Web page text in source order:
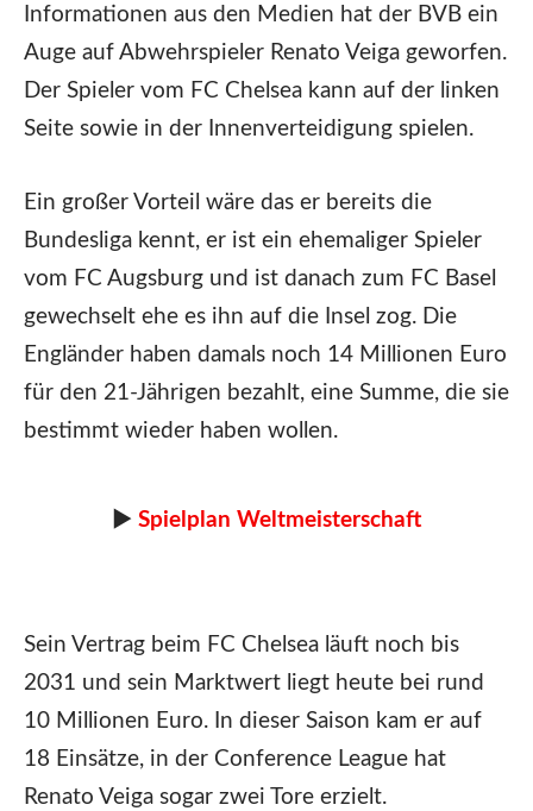
Informationen aus den Medien hat der BVB ein
Auge auf Abwehrspieler Renato Veiga geworfen.
Der Spieler vom FC Chelsea kann auf der linken
Seite sowie in der Innenverteidigung spielen.
Ein großer Vorteil wäre das er bereits die
Bundesliga kennt, er ist ein ehemaliger Spieler
vom FC Augsburg und ist danach zum FC Basel
gewechselt ehe es ihn auf die Insel zog. Die
Engländer haben damals noch 14 Millionen Euro
für den 21-Jährigen bezahlt, eine Summe, die sie
bestimmt wieder haben wollen.
► Spielplan Weltmeisterschaft
Sein Vertrag beim FC Chelsea läuft noch bis
2031 und sein Marktwert liegt heute bei rund
10 Millionen Euro. In dieser Saison kam er auf
18 Einsätze, in der Conference League hat
Renato Veiga sogar zwei Tore erzielt.